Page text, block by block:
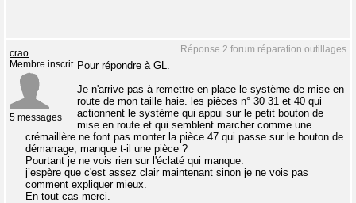
Réponse 2 forum réparation outillages
crao
Membre inscrit
5 messages
Pour répondre à GL.
Je n'arrive pas à remettre en place le système de mise en
route de mon taille haie. les pièces n° 30 31 et 40 qui
actionnent le système qui appui sur le petit bouton de
mise en route et qui semblent marcher comme une
crémaillère ne font pas monter la pièce 47 qui passe sur le bouton de
démarrage, manque t-il une pièce ?
Pourtant je ne vois rien sur l'éclaté qui manque.
j’espère que c'est assez clair maintenant sinon je ne vois pas
comment expliquer mieux.
En tout cas merci.